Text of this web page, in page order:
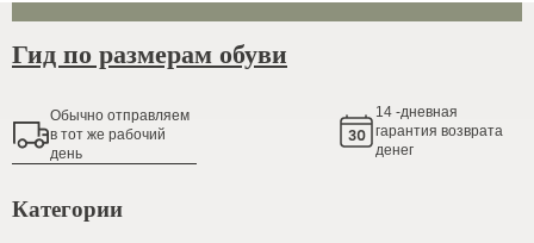
Гид по размерам обуви
Обычно oтправляем
в тот же рабочий
день
14 -дневная
гарантия возврата
денег
Категории